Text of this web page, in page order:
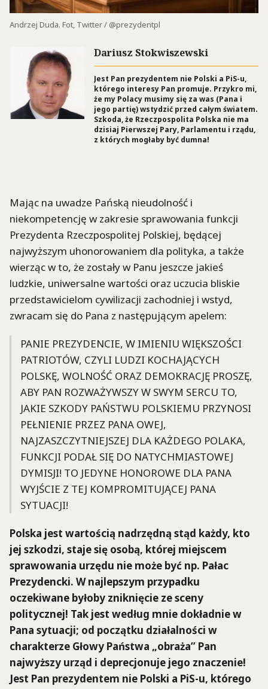
Andrzej Duda. Fot, Twitter / @prezydentpl
Dariusz Stokwiszewski
Jest Pan prezydentem nie Polski a PiS-u,
którego interesy Pan promuje. Przykro mi,
że my Polacy musimy się za was (Pana i
jego partię) wstydzić przed całym światem.
Szkoda, że Rzeczpospolita Polska nie ma
dzisiaj Pierwszej Pary, Parlamentu i rządu,
z których mogłaby być dumna!
Mając na uwadze Pańską nieudolność i
niekompetencję w zakresie sprawowania funkcji
Prezydenta Rzeczpospolitej Polskiej, będącej
najwyższym uhonorowaniem dla polityka, a także
wierząc w to, że zostały w Panu jeszcze jakieś
ludzkie, uniwersalne wartości oraz uczucia bliskie
przedstawicielom cywilizacji zachodniej i wstyd,
zwracam się do Pana z następującym apelem:
PANIE PREZYDENCIE, W IMIENIU WIĘKSZOŚCI
PATRIOTÓW, CZYLI LUDZI KOCHAJĄCYCH
POLSKĘ, WOLNOŚĆ ORAZ DEMOKRACJĘ PROSZĘ,
ABY PAN ROZWAŻYWSZY W SWYM SERCU TO,
JAKIE SZKODY PAŃSTWU POLSKIEMU PRZYNOSI
PEŁNIENIE PRZEZ PANA OWEJ,
NAJZASZCZYTNIEJSZEJ DLA KAŻDEGO POLAKA,
FUNKCJI PODAŁ SIĘ DO NATYCHMIASTOWEJ
DYMISJI! TO JEDYNE HONOROWE DLA PANA
WYJŚCIE Z TEJ KOMPROMITUJĄCEJ PANA
SYTUACJI!
Polska jest wartością nadrzędną stąd każdy, kto
jej szkodzi, staje się osobą, której miejscem
sprawowania urzędu nie może być np. Pałac
Prezydencki. W najlepszym przypadku
oczekiwane byłoby zniknięcie ze sceny
politycznej! Tak jest według mnie dokładnie w
Pana sytuacji; od początku działalności w
charakterze Głowy Państwa „obraża” Pan
najwyższy urząd i deprecjonuje jego znaczenie!
Jest Pan prezydentem nie Polski a PiS-u, którego